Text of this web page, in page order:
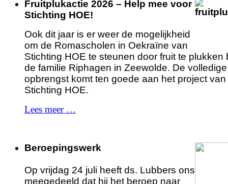
Fruitplukactie 2026 – Help mee voor
Stichting HOE!
Ook dit jaar is er weer de mogelijkheid
om de Romascholen in Oekraïne van
Stichting HOE te steunen door fruit te plukken
de familie Riphagen in Zeewolde. De volledige
opbrengst komt ten goede aan het project van
Stichting HOE.
Lees meer …
Beroepingswerk
Op vrijdag 24 juli heeft ds. Lubbers ons
meegedeeld dat hij het beroep naar